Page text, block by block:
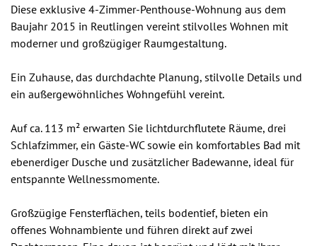
Diese exklusive 4-Zimmer-Penthouse-Wohnung aus dem
Baujahr 2015 in Reutlingen vereint stilvolles Wohnen mit
moderner und großzügiger Raumgestaltung.
Ein Zuhause, das durchdachte Planung, stilvolle Details und
ein außergewöhnliches Wohngefühl vereint.
Auf ca. 113 m² erwarten Sie lichtdurchflutete Räume, drei
Schlafzimmer, ein Gäste-WC sowie ein komfortables Bad mit
ebenerdiger Dusche und zusätzlicher Badewanne, ideal für
entspannte Wellnessmomente.
Großzügige Fensterflächen, teils bodentief, bieten ein
offenes Wohnambiente und führen direkt auf zwei